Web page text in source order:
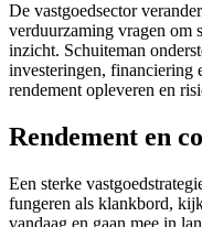
De vastgoedsector
verduurzaming vragen om
inzicht. Schuiteman
investeringen, financiering
rendement opleveren en
Rendement en
Een sterke
fungeren als klankbord,
vandaag en gaan mee in